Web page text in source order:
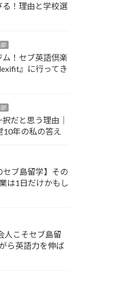
！理由と学校選
部
！セブ英語倶楽
』に行ってき
部
だと思う理由｜
10年の私の答え
セブ島留学】その
は1日だけかもし
人こそセブ島留
ら英語力を伸ば